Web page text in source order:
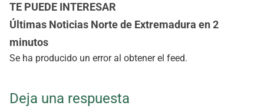
TE PUEDE INTERESAR
Últimas Noticias Norte de Extremadura en 2
minutos
Se ha producido un error al obtener el feed.
Deja una respuesta